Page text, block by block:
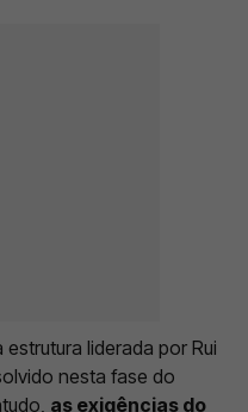
liderada por Rui
nesta fase do
as exigências do